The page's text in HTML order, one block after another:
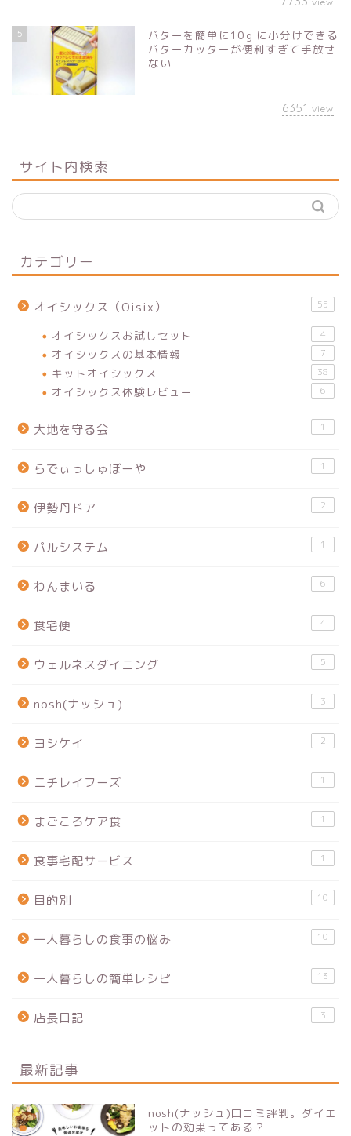
5
バターを簡単に10ｇに小分けできる
バターカッターが便利すぎて手放せ
ない
6351 view
サイト内検索
カテゴリー
オイシックス（Oisix） 55
オイシックスお試しセット 4
オイシックスの基本情報 7
キットオイシックス 38
オイシックス体験レビュー 6
大地を守る会 1
らでぃっしゅぼーや 1
伊勢丹ドア 2
パルシステム 1
わんまいる 6
食宅便 4
ウェルネスダイニング 5
nosh(ナッシュ) 3
ヨシケイ 2
ニチレイフーズ 1
まごころケア食 1
食事宅配サービス 1
目的別 10
一人暮らしの食事の悩み 10
一人暮らしの簡単レシピ 13
店長日記 3
最新記事
nosh(ナッシュ)口コミ評判。ダイエ
ットの効果ってある？